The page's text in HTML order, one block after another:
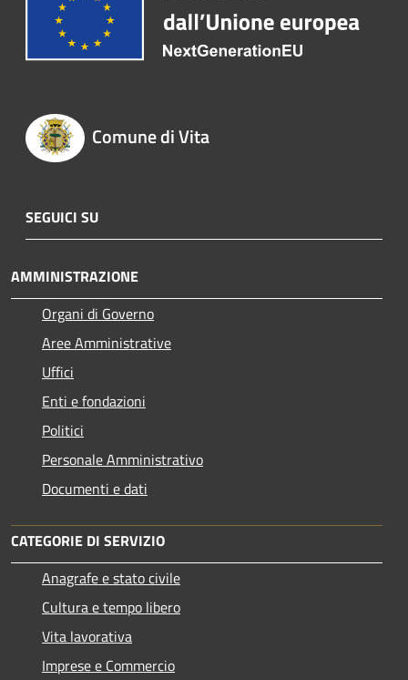
Comune di Vita
SEGUICI SU
AMMINISTRAZIONE
Organi di Governo
Aree Amministrative
Uffici
Enti e fondazioni
Politici
Personale Amministrativo
Documenti e dati
CATEGORIE DI SERVIZIO
Anagrafe e stato civile
Cultura e tempo libero
Vita lavorativa
Imprese e Commercio